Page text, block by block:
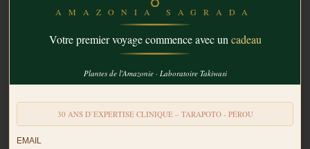
AMAZONIA SAGRADA
Votre premier voyage commence avec un cadeau
Plantes de l'Amazonie · Laboratoire Takiwasi
30 ANS D’EXPERTISE CLINIQUE – TARAPOTO - PÉROU
EMAIL